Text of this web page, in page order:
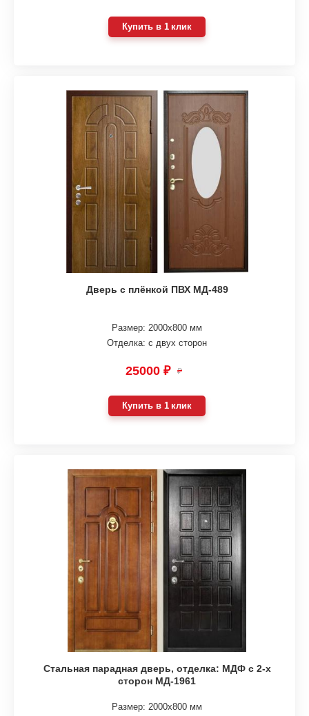
Купить в 1 клик
Дверь с плёнкой ПВХ МД-489
Размер: 2000х800 мм
Отделка: с двух сторон
25000 ₽ ₽
Купить в 1 клик
Стальная парадная дверь, отделка: МДФ с 2-х
сторон МД-1961
Размер: 2000х800 мм